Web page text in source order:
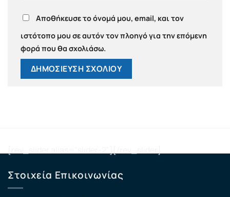
Αποθήκευσε το όνομά μου, email, και τον
ιστότοπο μου σε αυτόν τον πλοηγό για την επόμενη
φορά που θα σχολιάσω.
Στοιχεία Επικοινωνίας